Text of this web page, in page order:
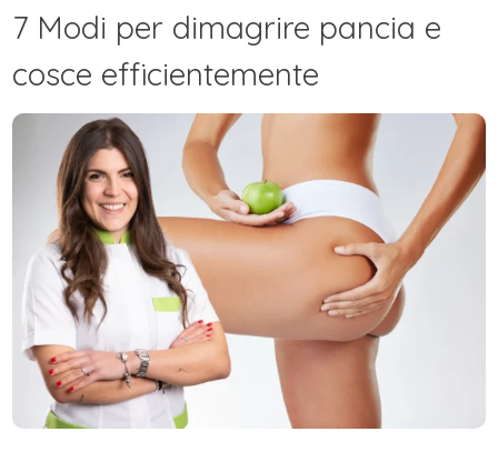
7 Modi per dimagrire pancia e
cosce efficientemente